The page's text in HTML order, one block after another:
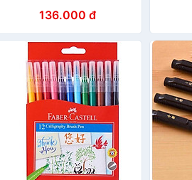
Tranh Thủy Mặc Cho Người
Mới, Chuyên Nghiệp
136.000 đ